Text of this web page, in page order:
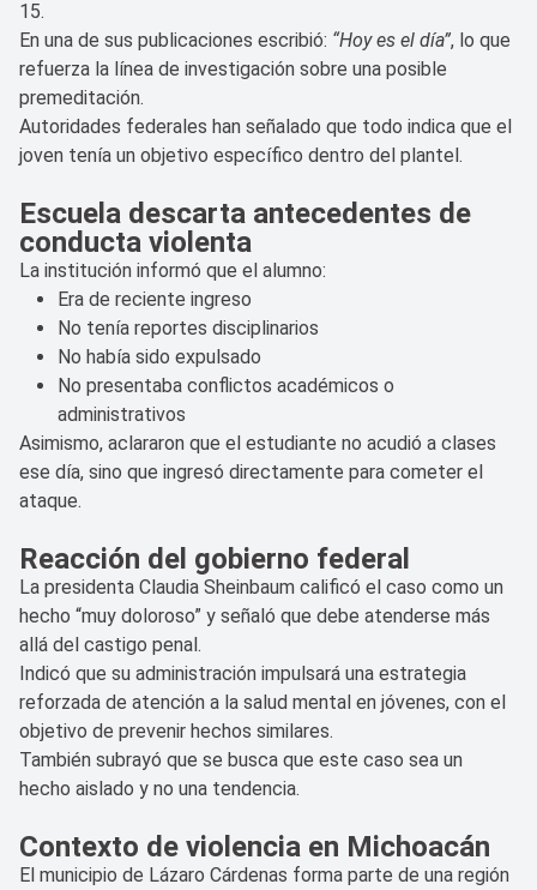
15.
En una de sus publicaciones escribió: “Hoy es el día”, lo que
refuerza la línea de investigación sobre una posible
premeditación.
Autoridades federales han señalado que todo indica que el
joven tenía un objetivo específico dentro del plantel.
Escuela descarta antecedentes de
conducta violenta
La institución informó que el alumno:
Era de reciente ingreso
No tenía reportes disciplinarios
No había sido expulsado
No presentaba conflictos académicos o
administrativos
Asimismo, aclararon que el estudiante no acudió a clases
ese día, sino que ingresó directamente para cometer el
ataque.
Reacción del gobierno federal
La presidenta Claudia Sheinbaum calificó el caso como un
hecho “muy doloroso” y señaló que debe atenderse más
allá del castigo penal.
Indicó que su administración impulsará una estrategia
reforzada de atención a la salud mental en jóvenes, con el
objetivo de prevenir hechos similares.
También subrayó que se busca que este caso sea un
hecho aislado y no una tendencia.
Contexto de violencia en Michoacán
El municipio de Lázaro Cárdenas forma parte de una región